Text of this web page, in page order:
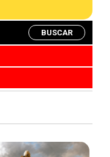
BUSCAR